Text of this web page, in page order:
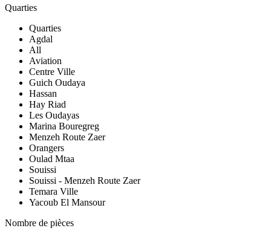
Quarties
Quarties
Agdal
All
Aviation
Centre Ville
Guich Oudaya
Hassan
Hay Riad
Les Oudayas
Marina Bouregreg
Menzeh Route Zaer
Orangers
Oulad Mtaa
Souissi
Souissi - Menzeh Route Zaer
Temara Ville
Yacoub El Mansour
Nombre de pièces